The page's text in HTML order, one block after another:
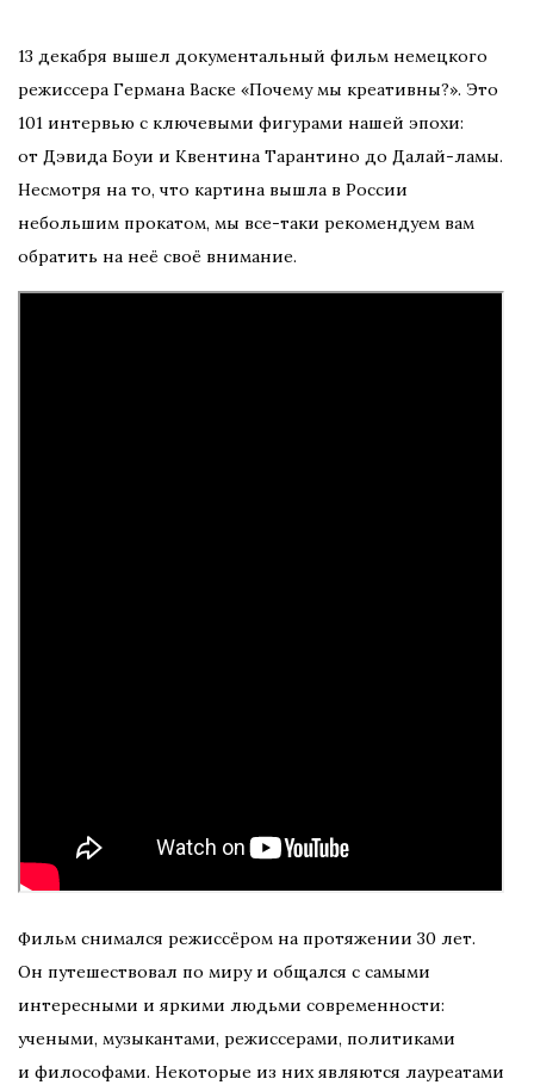
13 декабря вышел документальный фильм немецкого
режиссера Германа Васке «Почему мы креативны?». Это
101 интервью с ключевыми фигурами нашей эпохи:
от Дэвида Боуи и Квентина Тарантино до Далай-ламы.
Несмотря на то, что картина вышла в России
небольшим прокатом, мы все-таки рекомендуем вам
обратить на неё своё внимание.
Фильм снимался режиссёром на протяжении 30 лет.
Он путешествовал по миру и общался с самыми
интересными и яркими людьми современности:
учеными, музыкантами, режиссерами, политиками
и философами. Некоторые из них являются лауреатами